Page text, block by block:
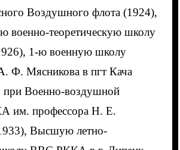
Воздушного флота (1924),
военно-теоретическую школу
1-ю военную школу
Ф. Мясникова в пгт Кача
Военно-воздушной
им. профессора Н. Е.
Высшую летно-